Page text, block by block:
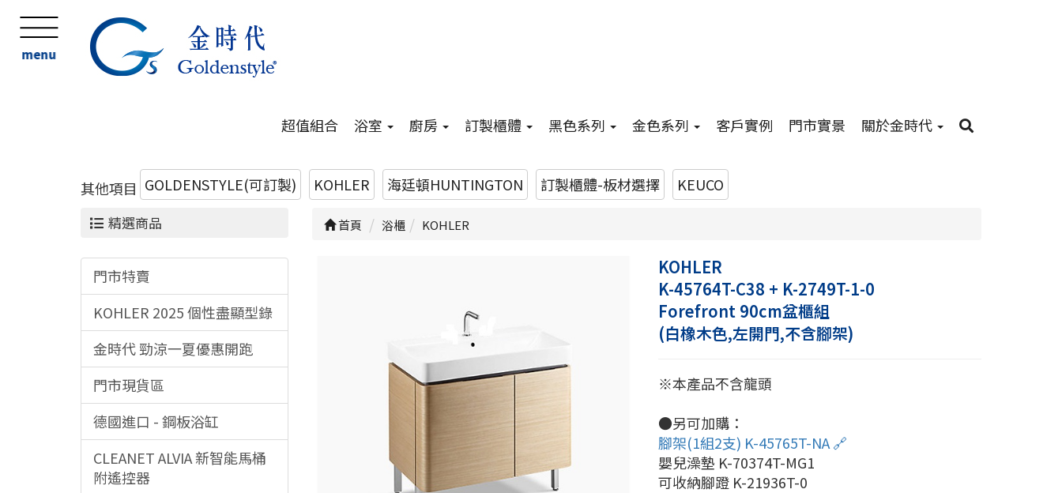
menu
超值組合 浴室 廚房 訂製櫃體 黑色系列 金色系列 客戶實例 門市實景 關於金時代
其他項目 GOLDENSTYLE(可訂製) KOHLER 海廷頓HUNTINGTON 訂製櫃體-板材選擇 KEUCO
精選商品
門市特賣
KOHLER 2025 個性盡顯型錄
金時代 勁涼一夏優惠開跑
門市現貨區
德國進口 - 鋼板浴缸
CLEANET ALVIA 新智能馬桶
附遙控器
首頁 浴櫃 KOHLER
KOHLER
K-45764T-C38 + K-2749T-1-0
Forefront 90cm盆櫃組
(白橡木色,左開門,不含腳架)
※本產品不含龍頭
●另可加購：
腳架(1組2支) K-45765T-NA 🔗
嬰兒澡墊 K-70374T-MG1
可收納腳蹬 K-21936T-0